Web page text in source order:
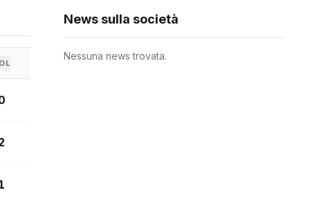
News sulla società
Nessuna news trovata.